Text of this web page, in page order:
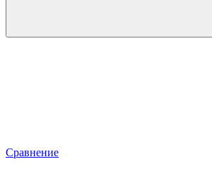
Сравнение